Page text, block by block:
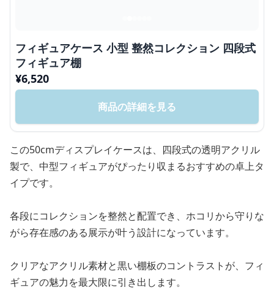
フィギュアケース 小型 整然コレクション 四段式
フィギュア棚
¥6,520
商品の詳細を見る
この50cmディスプレイケースは、四段式の透明アクリル
製で、中型フィギュアがぴったり収まるおすすめの卓上タ
イプです。
各段にコレクションを整然と配置でき、ホコリから守りな
がら存在感のある展示が叶う設計になっています。
クリアなアクリル素材と黒い棚板のコントラストが、フィ
ギュアの魅力を最大限に引き出します。